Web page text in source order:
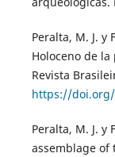
Peralta, M. J. y
Holoceno de
Revista
https://doi.org/
Peralta, M. J. y
assemblage of